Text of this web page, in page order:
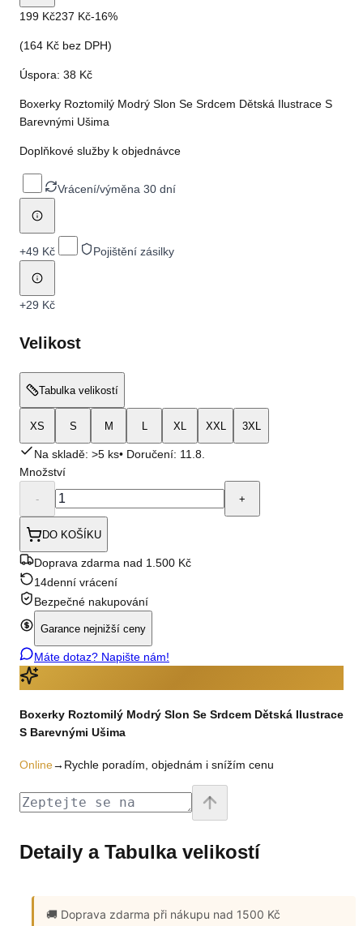
199 Kč237 Kč-16%
(164 Kč bez DPH)
Úspora: 38 Kč
Boxerky Roztomilý Modrý Slon Se Srdcem Dětská Ilustrace S
Barevnými Ušima
Doplňkové služby k objednávce
Vrácení/výměna 30 dní
+49 Kč Pojištění zásilky
+29 Kč
Velikost
Tabulka velikostí
XS S M L XL XXL 3XL
Na skladě: >5 ks• Doručení: 11.8.
Množství
- +
DO KOŠÍKU
Doprava zdarma nad 1.500 Kč
14denní vrácení
Bezpečné nakupování
Garance nejnižší ceny
Máte dotaz? Napište nám!
Boxerky Roztomilý Modrý Slon Se Srdcem Dětská Ilustrace
S Barevnými Ušima
Online→ Rychle poradím, objednám i snížím cenu
Detaily a Tabulka velikostí
🚚 Doprava zdarma při nákupu nad 1500 Kč